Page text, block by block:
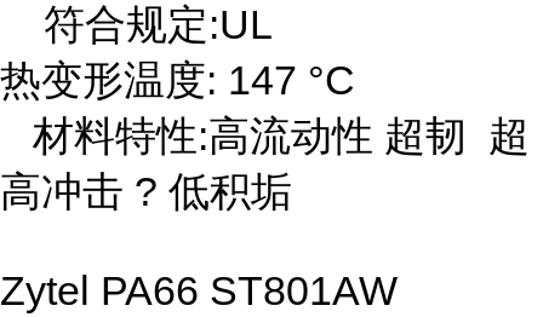
符合规定:UL
热变形温度: 147 °C
材料特性:高流动性 超韧 超
高冲击 ? 低积垢
Zytel PA66 ST801AW